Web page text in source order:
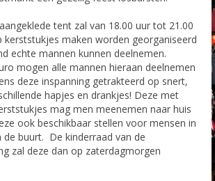
Carnaval 2014-2015
Carnaval 2015-2016
Carnaval 2016-2017
2017-2018
Carnaval 2018-2019
tent zal van 18.00 uur tot 21.00
kerststukjes maken worden georganiseerd
echte mannen kunnen deelnemen.
mogen alle mannen hieraan deelnemen
deze inspanning getrakteerd op snert,
hapjes en drankjes! Deze met
mag men meenemen naar huis
ook beschikbaar stellen voor mensen in
de buurt. De kinderraad van de
zal deze dan op zaterdagmorgen